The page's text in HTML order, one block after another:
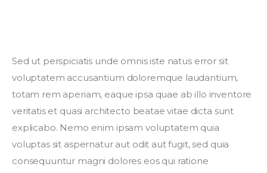
Sed ut perspiciatis unde omnis iste natus error sit
voluptatem accusantium doloremque laudantium,
totam rem aperiam, eaque ipsa quae ab illo inventore
veritatis et quasi architecto beatae vitae dicta sunt
explicabo. Nemo enim ipsam voluptatem quia
voluptas sit aspernatur aut odit aut fugit, sed quia
consequuntur magni dolores eos qui ratione